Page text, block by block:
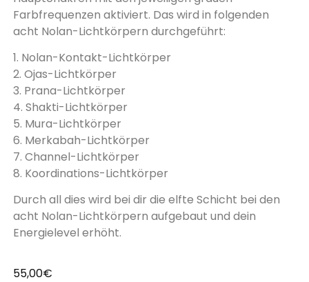
Farbfrequenzen aktiviert. Das wird in folgenden
acht Nolan-Lichtkörpern durchgeführt:
1. Nolan-Kontakt-Lichtkörper
2. Ojas-Lichtkörper
3. Prana-Lichtkörper
4. Shakti-Lichtkörper
5. Mura-Lichtkörper
6. Merkabah-Lichtkörper
7. Channel-Lichtkörper
8. Koordinations-Lichtkörper
Durch all dies wird bei dir die elfte Schicht bei den
acht Nolan-Lichtkörpern aufgebaut und dein
Energielevel erhöht.
55,00€